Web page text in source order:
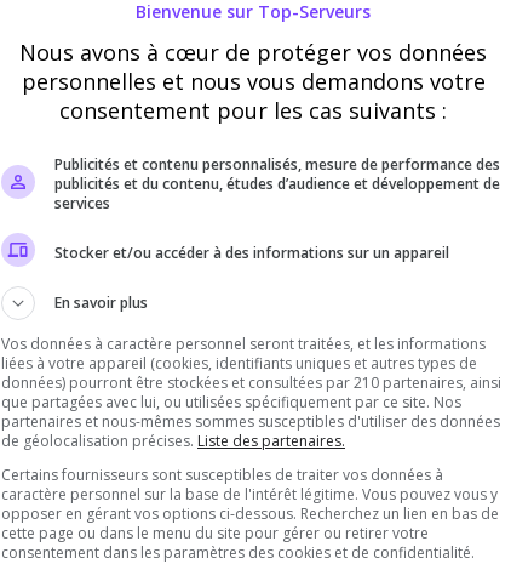
LuKe_TheAce
5/5
Qualité
Ambiance
J'ai jamais vu un serveur communautaire comme ça !!
Bienvenue sur Top-Serveurs
Nous avons à cœur de protéger vos données
personnelles et nous vous demandons votre
consentement pour les cas suivants :
Publicités et contenu personnalisés, mesure de performance des
publicités et du contenu, études d’audience et développement de
services
Stocker et/ou accéder à des informations sur un appareil
En savoir plus
Vos données à caractère personnel seront traitées, et les informations
liées à votre appareil (cookies, identifiants uniques et autres types de
données) pourront être stockées et consultées par 210 partenaires, ainsi
que partagées avec lui, ou utilisées spécifiquement par ce site. Nos
partenaires et nous-mêmes sommes susceptibles d'utiliser des données
de géolocalisation précises. Liste des partenaires.
Certains fournisseurs sont susceptibles de traiter vos données à
caractère personnel sur la base de l'intérêt légitime. Vous pouvez vous y
opposer en gérant vos options ci-dessous. Recherchez un lien en bas de
cette page ou dans le menu du site pour gérer ou retirer votre
consentement dans les paramètres des cookies et de confidentialité.